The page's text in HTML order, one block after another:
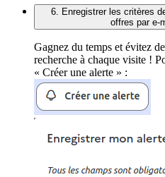
6. Enregistrer les critères
offres par e-
Gagnez du temps et évitez
recherche à chaque visite !
« Créer une alerte » :